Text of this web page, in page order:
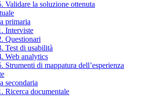
Validare la soluzione ottenuta
primaria
Interviste
Questionari
Test di usabilità
Web analytics
Strumenti di mappatura dell’esperienza
secondaria
Ricerca documentale